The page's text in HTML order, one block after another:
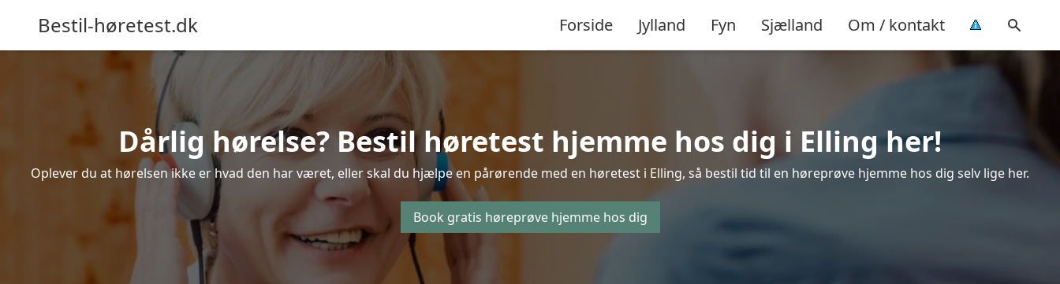
Bestil-høretest.dk Forside Jylland Fyn Sjælland Om / kontakt
Dårlig hørelse? Bestil høretest hjemme hos dig i Elling her!
Oplever du at hørelsen ikke er hvad den har været, eller skal du hjælpe en pårørende med en høretest i Elling, så bestil tid til en høreprøve hjemme hos dig selv lige her.
Book gratis høreprøve hjemme hos dig